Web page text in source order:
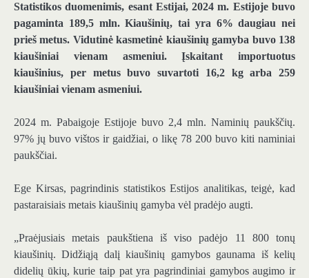
Statistikos duomenimis, esant Estijai, 2024 m. Estijoje buvo
pagaminta 189,5 mln. Kiaušinių, tai yra 6% daugiau nei
prieš metus. Vidutinė kasmetinė kiaušinių gamyba buvo 138
kiaušiniai vienam asmeniui. Įskaitant importuotus
kiaušinius, per metus buvo suvartoti 16,2 kg arba 259
kiaušiniai vienam asmeniui.
2024 m. Pabaigoje Estijoje buvo 2,4 mln. Naminių paukščių.
97% jų buvo vištos ir gaidžiai, o likę 78 200 buvo kiti naminiai
paukščiai.
Ege Kirsas, pagrindinis statistikos Estijos analitikas, teigė, kad
pastaraisiais metais kiaušinių gamyba vėl pradėjo augti.
„Praėjusiais metais paukštiena iš viso padėjo 11 800 tonų
kiaušinių. Didžiąją dalį kiaušinių gamybos gaunama iš kelių
didelių ūkių, kurie taip pat yra pagrindiniai gamybos augimo ir